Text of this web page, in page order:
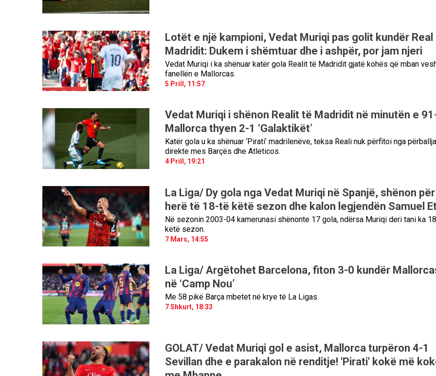
Lotët e një kampioni, Vedat Muriqi pas golit kundër Real
Madridit: Dukem i shëmtuar dhe i ashpër, por jam njeri
Vedat Muriqi i ka shënuar katër gola Realit të Madridit gjatë kohës që mban
fanellën e Mallorcas.
5 Prill, 11:57
Vedat Muriqi i shënon Realit të Madridit në minutën e
Mallorca thyen 2-1 ‘Galaktikët’
Katër gola u ka shënuar ‘Pirati’ madrilenëve, teksa Reali nuk përfitoi nga përballja
direkte mes Barçës dhe Atleticos.
4 Prill, 19:21
La Liga/ Dy gola nga Vedat Muriqi në Spanjë, shënon për
herë të 18-të këtë sezon dhe kalon legjendën Samuel
Në sezonin 2003-04 kamerunasi shënonte 17 gola, ndërsa Muriqi deri tani ka
këtë sezon.
7 Mars, 14:55
La Liga/ Argëtohet Barcelona, fiton 3-0 kundër
në ‘Camp Nou’
Me 58 pikë Barça mbetet në krye të La Ligas.
7 Shkurt, 18:33
GOLAT/ Vedat Muriqi gol e asist, Mallorca turpëron 4-1
Sevillan dhe e parakalon në renditje! 'Pirati' kokë më